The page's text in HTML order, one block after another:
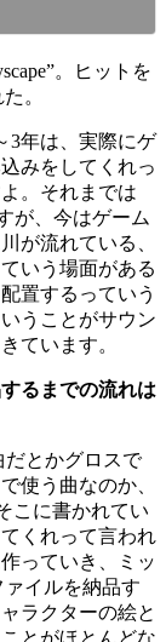
。ヒットを
。
3年は、実際にゲ
みをしてくれっ
。それまでは
が、今はゲーム
が流れている、
いう場面がある
置するっていう
うことがサウン
ています。
るまでの流れは
だとかグロスで
使う曲なのか、
こに書かれてい
くれって言われ
っていき、ミッ
イルを納品す
ラクターの絵と
とがほとんどな